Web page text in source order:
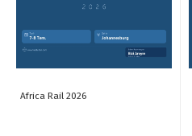
Africa Rail 2026